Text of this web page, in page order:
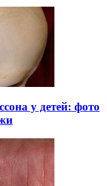
у детей: фото